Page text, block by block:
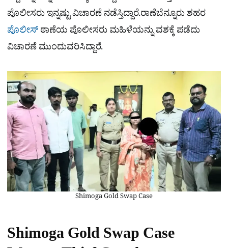
ಪೊಲೀಸರು ಇನ್ನಷ್ಟು ವಿಚಾರಣೆ ನಡೆಸ್ತಿದ್ದಾರೆ.ರಾಣೆಬೆನ್ನೂರು ಶಹರ
ಪೊಲೀಸ್‌ಠಾಣೆಯ ಪೊಲೀಸರು ಮಹಿಳೆಯನ್ನು ವಶಕ್ಕೆ ಪಡೆದು
ವಿಚಾರಣೆ ಮುಂದುವರಿಸಿದ್ದಾರೆ.
Shimoga Gold Swap Case
Shimoga Gold Swap Case